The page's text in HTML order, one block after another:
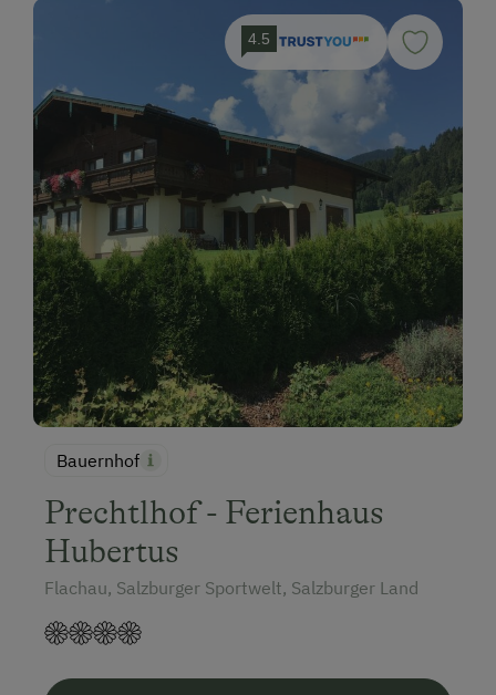
4.5
Bauernhof
Prechtlhof - Ferienhaus
Hubertus
Flachau, Salzburger Sportwelt, Salzburger Land